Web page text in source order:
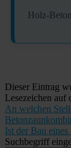
Holz-
Dieser Eintrag
Lesezeichen auf
An welchen
Ist der Bau
Suchbegriff